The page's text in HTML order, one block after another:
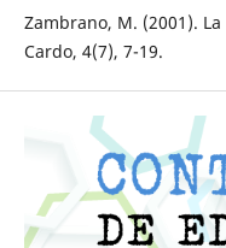
Zambrano, M. (2001).
Cardo, 4(7), 7-19.